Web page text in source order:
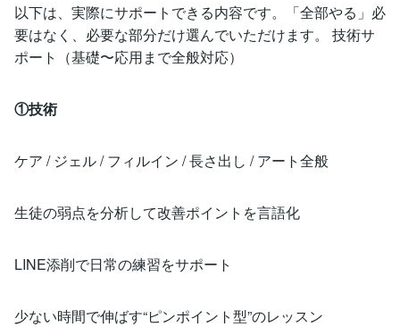
以下は、実際にサポートできる内容です。「全部やる」必
要はなく、必要な部分だけ選んでいただけます。 技術サ
ポート（基礎〜応用まで全般対応）
①技術
ケア / ジェル / フィルイン / 長さ出し / アート全般
生徒の弱点を分析して改善ポイントを言語化
LINE添削で日常の練習をサポート
少ない時間で伸ばす“ピンポイント型”のレッスン